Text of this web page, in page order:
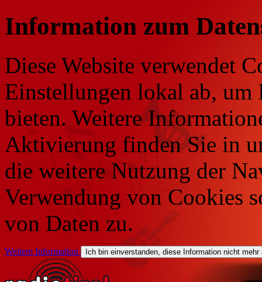
Information zum
Diese Website verwendet
Einstellungen lokal ab, um
bieten. Weitere
Aktivierung finden Sie in
die weitere Nutzung der
Verwendung von Cookies
von Daten zu.
Weitere Information Ich bin einverstanden, diese Information nicht mehr